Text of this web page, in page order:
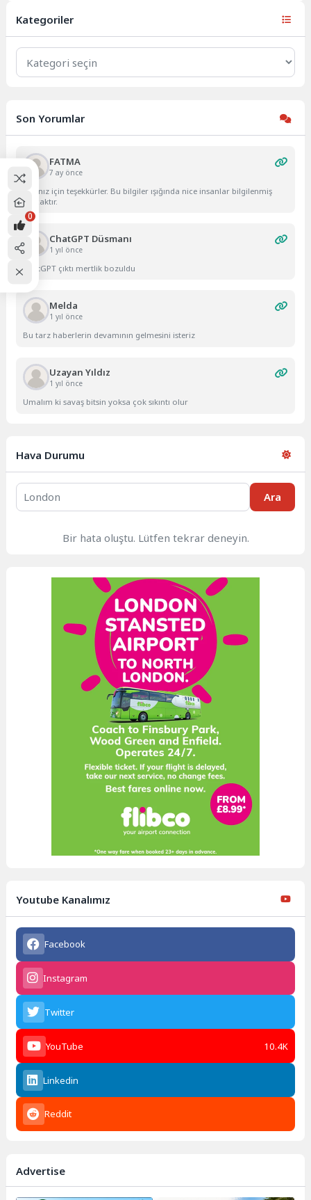
Kategoriler
Kategoriler
Son Yorumlar
FATMA
7 ay önce
Yazınız için teşekkürler. Bu bilgiler ışığında nice insanlar bilgilenmiş
olacaktır.
ChatGPT Düsmanı
1 yıl önce
ChatGPT çıktı mertlik bozuldu
Melda
1 yıl önce
Bu tarz haberlerin devamının gelmesini isteriz
Uzayan Yıldız
1 yıl önce
Umalım ki savaş bitsin yoksa çok sıkıntı olur
Hava Durumu
Ara
Bir hata oluştu. Lütfen tekrar deneyin.
Youtube Kanalımız
Facebook
Instagram
Twitter
YouTube 10.4K
Linkedin
Reddit
Advertise
0